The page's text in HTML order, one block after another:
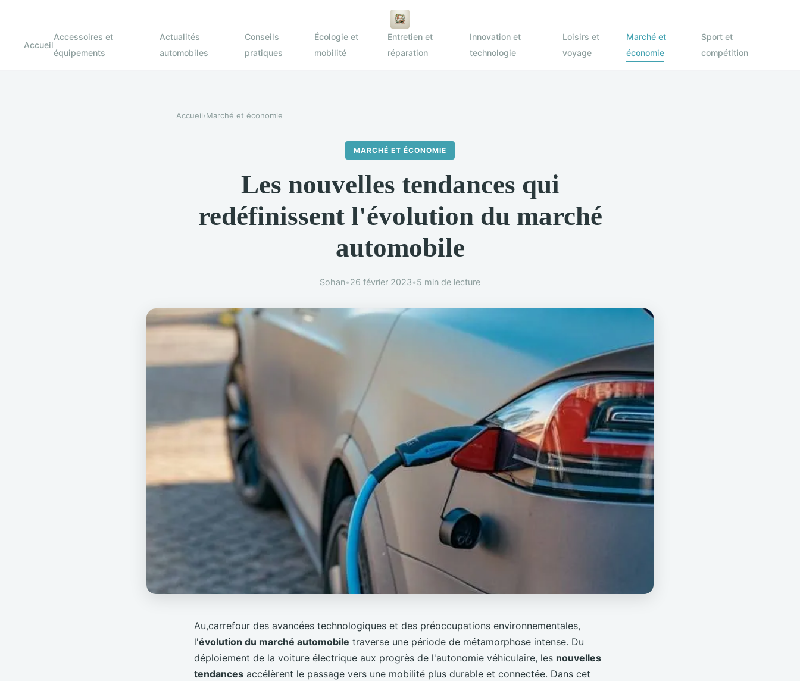
Accueil
Accessoires et
équipements
Actualités
automobiles
Conseils
pratiques
Écologie et
mobilité
Entretien et
réparation
Innovation et
technologie
Loisirs et
voyage
Marché et
économie
Sport et
compétition
Accueil›Marché et économie
MARCHÉ ET ÉCONOMIE
Les nouvelles tendances qui
redéfinissent l'évolution du marché
automobile
Sohan•26 février 2023•5 min de lecture
Au,carrefour des avancées technologiques et des préoccupations environnementales,
l'évolution du marché automobile traverse une période de métamorphose intense. Du
déploiement de la voiture électrique aux progrès de l'autonomie véhiculaire, les nouvelles
tendances accélèrent le passage vers une mobilité plus durable et connectée. Dans cet